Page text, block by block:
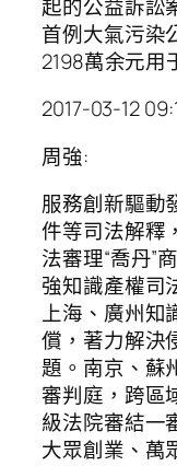
起的公益訴訟
首例大氣污染
2198萬余元用
2017-03-12
周強:
服務創新驅動
件等司法解釋
法審理“喬丹”
強知識產權司
上海、廣州知
償，著力解決
題。南京、蘇
審判庭，跨區
級法院審結一
大眾創業、萬